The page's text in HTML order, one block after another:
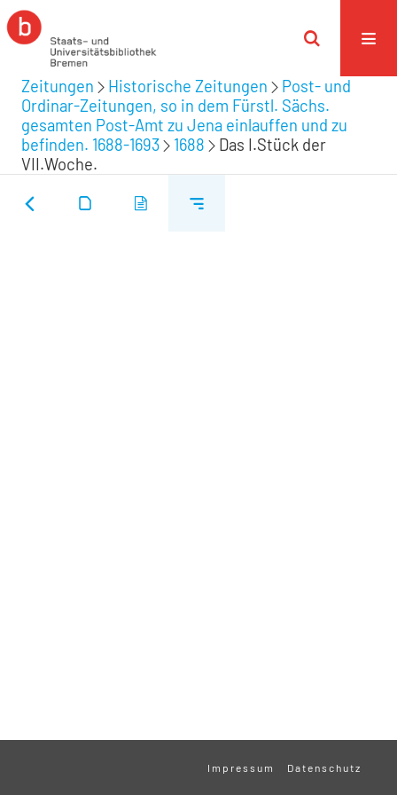
Zeitungen Historische Zeitungen
Post- und
Ordinar-Zeitungen, so in dem Fürstl. Sächs.
gesamten Post-Amt zu Jena einlauffen und zu
befinden. 1688-1693
1688
Das I.Stück der
VII.Woche.
Impressum Datenschutz